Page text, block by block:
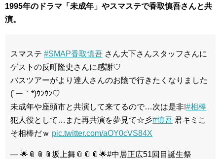
1995年のドラマ「未成年」やスマステで香取慎吾さんと共
演。
スマステ #SMAP香取慎吾 さん大下さんスタッフさんに
ゲストの反町隆史さんに感謝♡
バスツアーがより達人さんのお陰で行きたくなりました
(´ー｀*)ｳﾝｳﾝ♡
未成年や座頭市と共演して来てるので…次は是非❕#相棒
犯人役として…また再共演を夢見て☆彡#慎吾 君キミこ
そ相棒だｗ pic.twitter.com/aOY0cVS84X
— 🌟📎📎📎坂上舞📎📎📎🌟#中居正広51回目誕生祭